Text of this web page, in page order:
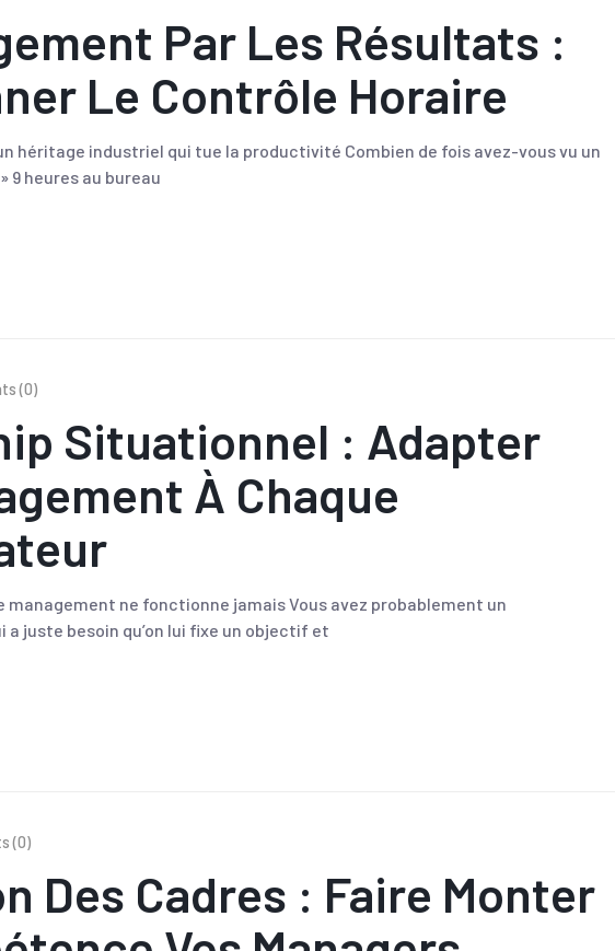
Par Les Résultats :
Le Contrôle Horaire
héritage industriel qui tue la productivité Combien de fois avez-vous vu un
9 heures au bureau
(0)
Situationnel : Adapter
À Chaque
management ne fonctionne jamais Vous avez probablement un
juste besoin qu’on lui fixe un objectif et
(0)
Des Cadres : Faire Monter